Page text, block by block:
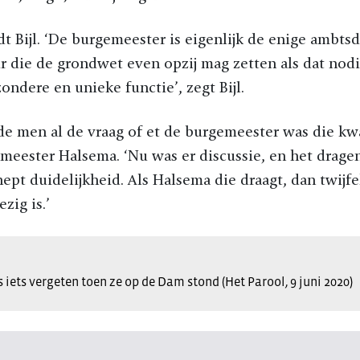
Bijl. ‘De burgemeester is eigenlijk de enige
die de grondwet even opzij mag zetten als dat
en unieke functie’, zegt Bijl.
men al de vraag of et de burgemeester was die
Halsema. ‘Nu was er discussie, en het
duidelijkheid. Als Halsema die draagt, dan
is.’
iets vergeten toen ze op de Dam stond (Het Parool, 9 juni 2020)